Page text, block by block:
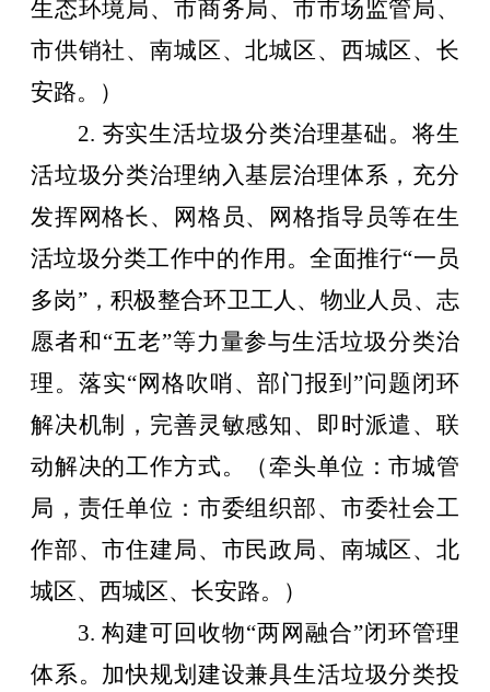
生态环境局、市商务局、市市场监管局、
市供销社、南城区、北城区、西城区、长
安路。）
2. 夯实生活垃圾分类治理基础。将生
活垃圾分类治理纳入基层治理体系，充分
发挥网格长、网格员、网格指导员等在生
活垃圾分类工作中的作用。全面推行“一员
多岗”，积极整合环卫工人、物业人员、志
愿者和“五老”等力量参与生活垃圾分类治
理。落实“网格吹哨、部门报到”问题闭环
解决机制，完善灵敏感知、即时派遣、联
动解决的工作方式。
（牵头单位：市城管
局，责任单位：市委组织部、市委社会工
作部、市住建局、市民政局、南城区、北
城区、西城区、长安路。）
3. 构建可回收物“两网融合”闭环管理
体系。加快规划建设兼具生活垃圾分类投